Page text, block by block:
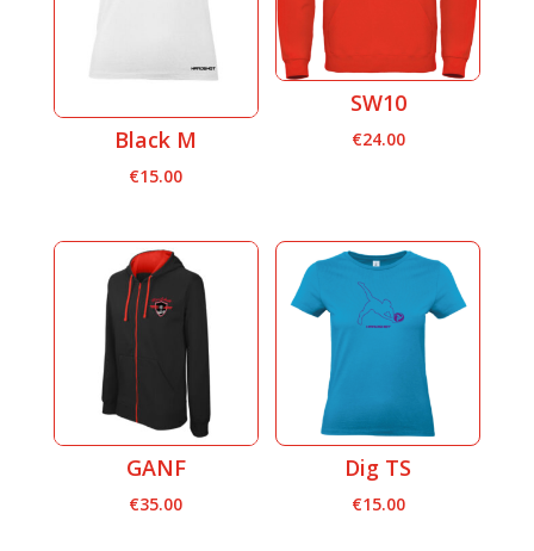
Black M
€15.00
SW10
€24.00
GANF
€35.00
Dig TS
€15.00